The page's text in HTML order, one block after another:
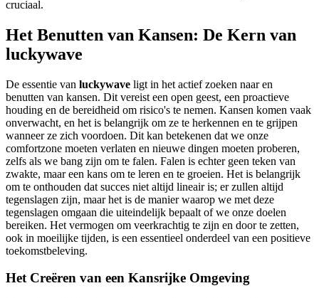
cruciaal.
Het Benutten van Kansen: De Kern van
luckywave
De essentie van luckywave ligt in het actief zoeken naar en
benutten van kansen. Dit vereist een open geest, een proactieve
houding en de bereidheid om risico's te nemen. Kansen komen vaak
onverwacht, en het is belangrijk om ze te herkennen en te grijpen
wanneer ze zich voordoen. Dit kan betekenen dat we onze
comfortzone moeten verlaten en nieuwe dingen moeten proberen,
zelfs als we bang zijn om te falen. Falen is echter geen teken van
zwakte, maar een kans om te leren en te groeien. Het is belangrijk
om te onthouden dat succes niet altijd lineair is; er zullen altijd
tegenslagen zijn, maar het is de manier waarop we met deze
tegenslagen omgaan die uiteindelijk bepaalt of we onze doelen
bereiken. Het vermogen om veerkrachtig te zijn en door te zetten,
ook in moeilijke tijden, is een essentieel onderdeel van een positieve
toekomstbeleving.
Het Creëren van een Kansrijke Omgeving